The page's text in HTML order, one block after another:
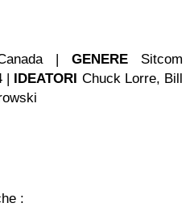
| GENERESitcom
| IDEATORI Chuck Lorre, Bill
: